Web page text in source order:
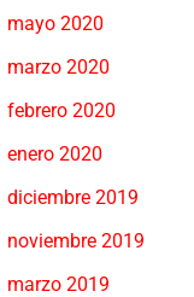
mayo 2020
marzo 2020
febrero 2020
enero 2020
diciembre 2019
noviembre 2019
marzo 2019